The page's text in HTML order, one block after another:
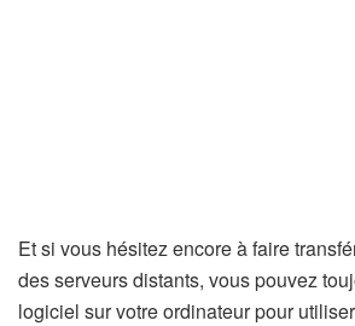
Et si vous hésitez encore à faire
des serveurs distants, vous pouvez
logiciel sur votre ordinateur pour